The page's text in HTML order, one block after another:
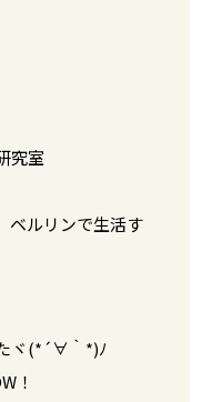
究室
ベルリンで生活す
ヾ(*´∀｀*)ﾉ
！